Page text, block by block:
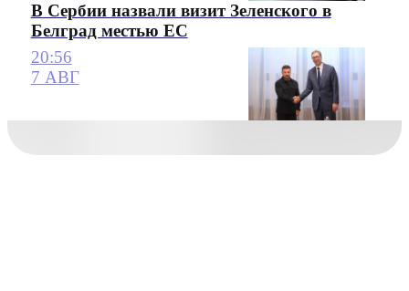
В Сербии назвали визит Зеленского в
Белград местью ЕС
20:56
7 АВГ